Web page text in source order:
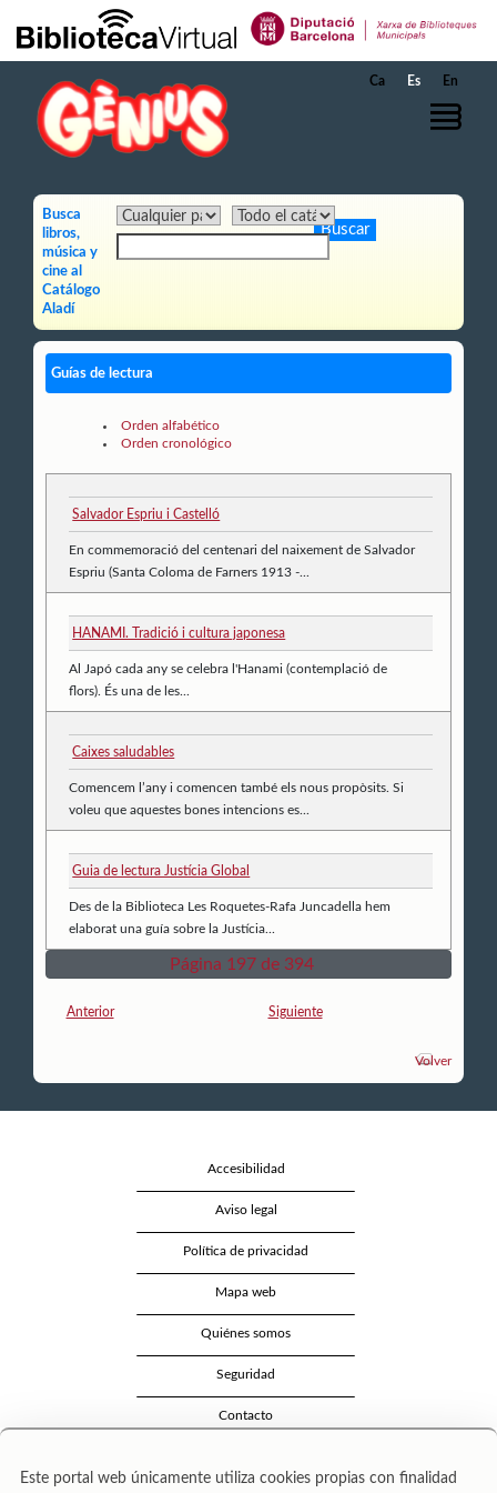
Saltar al contenido principal
Ca Es En
Busca
libros,
música y
cine al
Catálogo
Aladí
Guías de lectura
Orden alfabético
Orden cronológico
Salvador Espriu i Castelló
En commemoració del centenari del naixement de Salvador
Espriu (Santa Coloma de Farners 1913 -...
HANAMI. Tradició i cultura japonesa
Al Japó cada any se celebra l'Hanami (contemplació de
flors). És una de les...
Caixes saludables
Comencem l’any i comencen també els nous propòsits. Si
voleu que aquestes bones intencions es...
Guia de lectura Justícia Global
Des de la Biblioteca Les Roquetes-Rafa Juncadella hem
elaborat una guía sobre la Justícia...
Página 197 de 394
Anterior Siguiente
Volver
Accesibilidad
Aviso legal
Política de privacidad
Mapa web
Quiénes somos
Seguridad
Contacto
Este portal web únicamente utiliza cookies propias con finalidad